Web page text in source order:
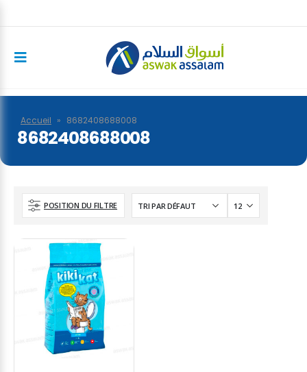
Accueil » 8682408688008
8682408688008
POSITION DU FILTRE